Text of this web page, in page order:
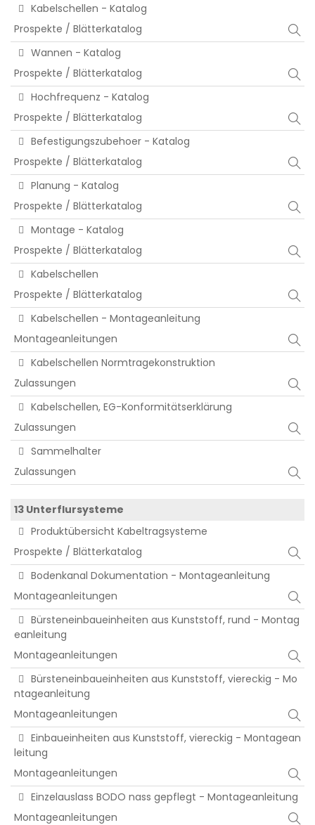
Kabelschellen - Katalog
Prospekte / Blätterkatalog
Wannen - Katalog
Prospekte / Blätterkatalog
Hochfrequenz - Katalog
Prospekte / Blätterkatalog
Befestigungszubehoer - Katalog
Prospekte / Blätterkatalog
Planung - Katalog
Prospekte / Blätterkatalog
Montage - Katalog
Prospekte / Blätterkatalog
Kabelschellen
Prospekte / Blätterkatalog
Kabelschellen - Montageanleitung
Montageanleitungen
Kabelschellen Normtragekonstruktion
Zulassungen
Kabelschellen, EG-Konformitätserklärung
Zulassungen
Sammelhalter
Zulassungen
13 Unterflursysteme
Produktübersicht Kabeltragsysteme
Prospekte / Blätterkatalog
Bodenkanal Dokumentation - Montageanleitung
Montageanleitungen
Bürsteneinbaueinheiten aus Kunststoff, rund - Montag
eanleitung
Montageanleitungen
Bürsteneinbaueinheiten aus Kunststoff, viereckig - Mo
ntageanleitung
Montageanleitungen
Einbaueinheiten aus Kunststoff, viereckig - Montagean
leitung
Montageanleitungen
Einzelauslass BODO nass gepflegt - Montageanleitung
Montageanleitungen